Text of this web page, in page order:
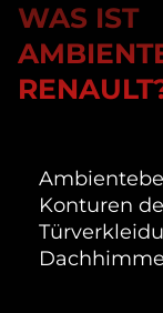
WAS IST
Konturen